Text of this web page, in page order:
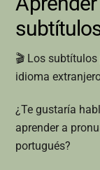
🎬 Los
idioma
¿Te gustaría
aprender a
portugués?